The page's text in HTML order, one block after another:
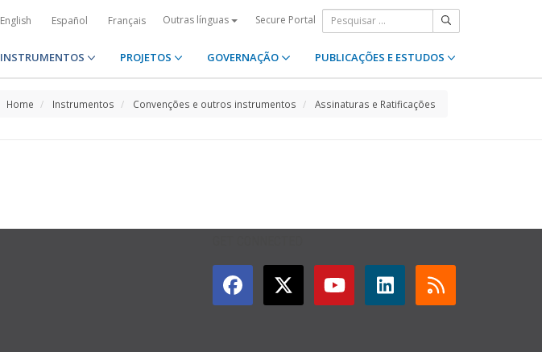
English Español Français Outras línguas Secure Portal
INSTRUMENTOS PROJETOS GOVERNAÇÃO PUBLICAÇÕES E ESTUDOS
Home Instrumentos Convenções e outros instrumentos Assinaturas e Ratificações